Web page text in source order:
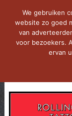
We gebruiken
website zo goed
van
voor bezoekers.
ervan